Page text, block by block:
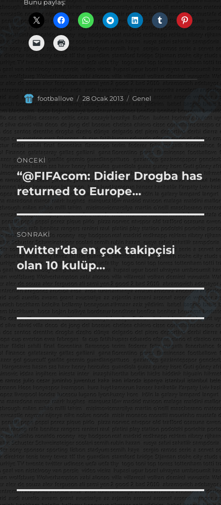
Bunu paylaş:
Yazar
footballove
Yayın
28 Ocak 2013 Kategoriler
Genel
Yazı
gezinmesi
ÖNCEKI
Önceki
yazı:
“@FIFAcom: Didier Drogba has
returned to Europe…
SONRAKI
Sonraki
yazı:
Twitter’da en çok takipçisi
olan 10 kulüp…